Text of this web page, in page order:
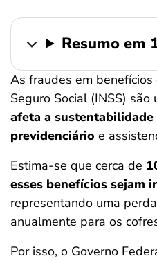
Resumo em
As fraudes em
Seguro Social (INSS)
afeta a sustentabilidade
previdenciário e
Estima-se que cerca de
esses benefícios sejam
representando uma
anualmente para os
Por isso, o Governo